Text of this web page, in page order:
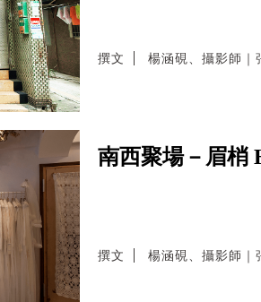
撰文 楊涵硯、攝影師｜
南西聚場－眉梢
撰文 楊涵硯、攝影師｜